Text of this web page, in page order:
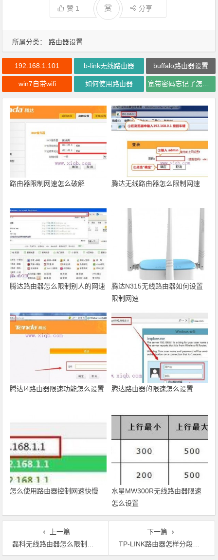
所属分类： 路由器设置
赞 1 赏 分享
192.168.1.101 b-link无线路由器 buffalo路由器设置
win7自带wifi 如何使用路由器
路由器限制网速怎么破解 腾达无线路由器怎么限制网速
腾达路由器怎么限制别人的网速
腾达N315无线路由器如何设置
限制网速
腾达I4路由器限速功能怎么设置 腾达路由器的限速怎么设置
怎么使用路由器控制网速快慢
水星MW300R无线路由器限速
怎么设置
上一篇
磊科无线路由器怎么限制网速
下一篇
TP-LINK路由器怎样分段限制上网流量